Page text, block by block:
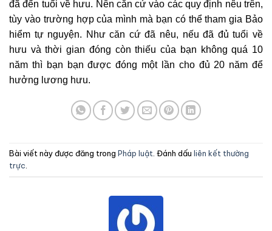
đã đến tuổi về hưu. Nên căn cứ vào các quy định nêu trên,
tùy vào trường hợp của mình mà bạn có thể tham gia Bảo
hiểm tự nguyện. Như căn cứ đã nêu, nếu đã đủ tuổi về
hưu và thời gian đóng còn thiếu của bạn không quá 10
năm thì bạn bạn được đóng một lần cho đủ 20 năm để
hưởng lương hưu.
Bài viết này được đăng trong Pháp luật. Đánh dấu liên kết thường
trực.